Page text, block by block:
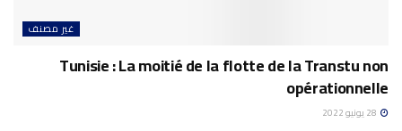
غير مصنف
Tunisie : La moitié de la flotte de la Transtu non
opérationnelle